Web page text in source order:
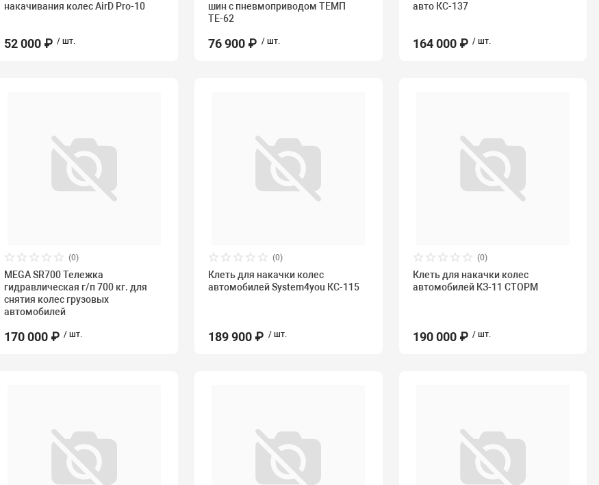
накачивания колес AirD Pro-10
52 000 ₽ / шт.
шин с пневмоприводом ТЕМП
ТЕ-62
76 900 ₽ / шт.
авто КС-137
164 000 ₽ / шт.
(0)
MEGA SR700 Тележка
гидравлическая г/п 700 кг. для
снятия колес грузовых
автомобилей
170 000 ₽ / шт.
(0)
Клеть для накачки колес
автомобилей System4you КС-115
189 900 ₽ / шт.
(0)
Клеть для накачки колес
автомобилей КЗ-11 СТОРМ
190 000 ₽ / шт.